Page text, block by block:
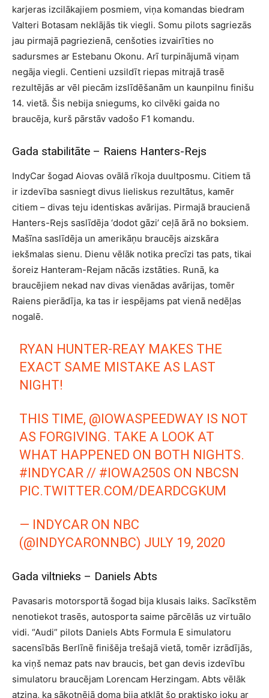
karjeras izcilākajiem posmiem, viņa komandas biedram
Valteri Botasam neklājās tik viegli. Somu pilots sagriezās
jau pirmajā pagriezienā, cenšoties izvairīties no
sadursmes ar Estebanu Okonu. Arī turpinājumā viņam
negāja viegli. Centieni uzsildīt riepas mitrajā trasē
rezultējās ar vēl piecām izslīdēšanām un kaunpilnu finišu
14. vietā. Šis nebija sniegums, ko cilvēki gaida no
braucēja, kurš pārstāv vadošo F1 komandu.
Gada stabilitāte – Raiens Hanters-Rejs
IndyCar šogad Aiovas ovālā rīkoja duultposmu. Citiem tā
ir izdevība sasniegt divus lieliskus rezultātus, kamēr
citiem – divas teju identiskas avārijas. Pirmajā braucienā
Hanters-Rejs saslīdēja ‘dodot gāzi’ ceļā ārā no boksiem.
Mašīna saslīdēja un amerikāņu braucējs aizskāra
iekšmalas sienu. Dienu vēlāk notika precīzi tas pats, tikai
šoreiz Hanteram-Rejam nācās izstāties. Runā, ka
braucējiem nekad nav divas vienādas avārijas, tomēr
Raiens pierādīja, ka tas ir iespējams pat vienā nedēļas
nogalē.
RYAN HUNTER-REAY MAKES THE
EXACT SAME MISTAKE AS LAST
NIGHT!
THIS TIME, @IOWASPEEDWAY IS NOT
AS FORGIVING. TAKE A LOOK AT
WHAT HAPPENED ON BOTH NIGHTS.
#INDYCAR // #IOWA250S ON NBCSN
PIC.TWITTER.COM/DEARDCGKUM
— INDYCAR ON NBC
(@INDYCARONNBC) JULY 19, 2020
Gada viltnieks – Daniels Abts
Pavasaris motorsportā šogad bija klusais laiks. Sacīkstēm
nenotiekot trasēs, autosporta saime pārcēlās uz virtuālo
vidi. “Audi” pilots Daniels Abts Formula E simulatoru
sacensībās Berlīnē finišēja trešajā vietā, tomēr izrādījās,
ka viņš nemaz pats nav braucis, bet gan devis izdevību
simulatoru braucējam Lorencam Herzingam. Abts vēlāk
atzina, ka sākotnējā doma bija atklāt šo praktisko joku ar